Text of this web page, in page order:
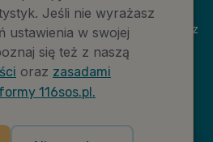
z budżetu państwa, przez
zadania publicznego:
wiedzy i komunikacji –
18 884 808,00 zł.
Jeśli nie wyrażasz
ustawienia w swojej
się też z naszą
oraz zasadami
116sos.pl.